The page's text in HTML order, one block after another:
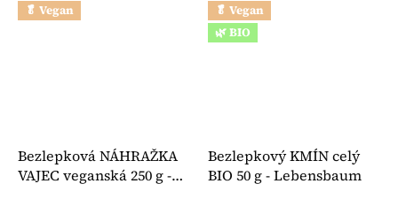
🥬 Vegan
Bezlepková NÁHRAŽKA
VAJEC veganská 250 g -
🥬 Vegan
🌿 BIO
Bezlepkový KMÍN celý
BIO 50 g - Lebensbaum